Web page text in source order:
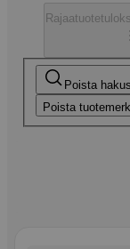
Poista
Poista
Rajaa